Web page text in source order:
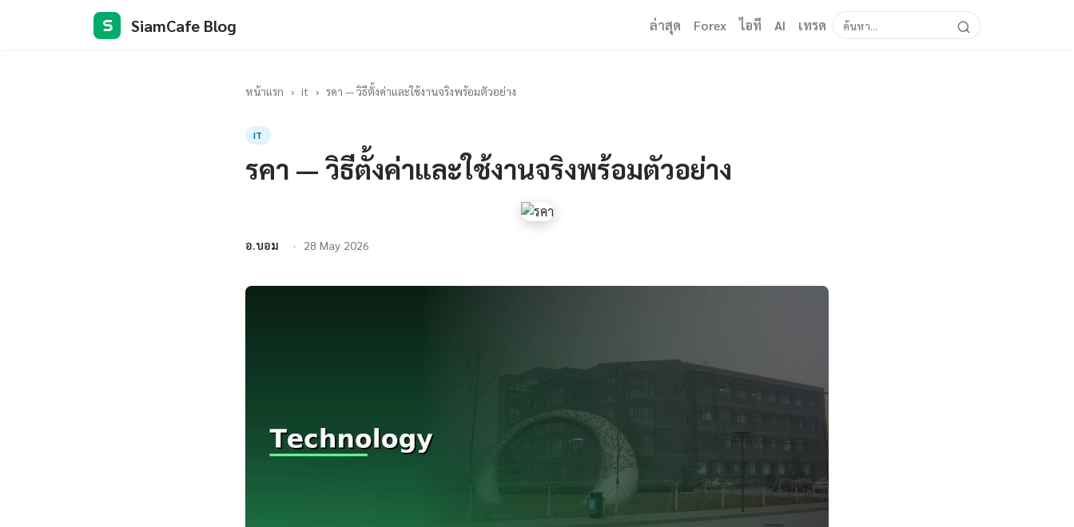
S SiamCafe Blog ล่าสุด Forex ไอที AI เทรด
หน้าแรก › it › รคา — วิธีตั้งค่าและใช้งานจริงพร้อมตัวอย่าง
IT
รคา — วิธีตั้งค่าและใช้งานจริงพร้อมตัวอย่าง
อ.บอม 28 May 2026